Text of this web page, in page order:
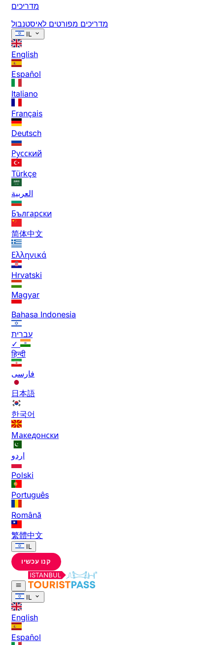
מדריכים
מדריכים מפורטים לאיסטנבול
IL
English
Español
Italiano
Français
Deutsch
Русский
Türkçe
العربية
Български
简体中文
Ελληνικά
Hrvatski
Magyar
Bahasa Indonesia
עברית
✓
हिन्दी
فارسی
日本語
한국어
Македонски
اردو
Polski
Português
Română
繁體中文
IL
קנו עכשיו
IL
English
Español